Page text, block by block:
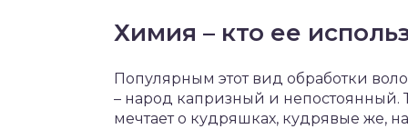
Химия – кто ее
Популярным этот вид обработки
– народ капризный и непостоянный.
мечтает о кудряшках, кудрявые же,